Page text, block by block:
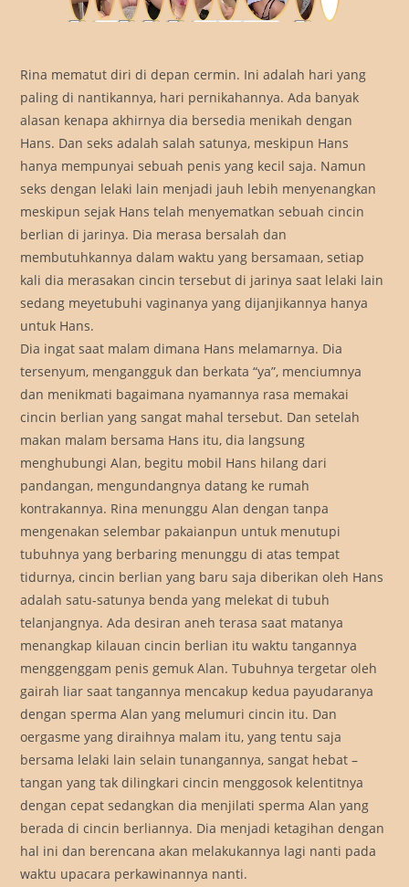
Rina mematut diri di depan cermin. Ini adalah hari yang
paling di nantikannya, hari pernikahannya. Ada banyak
alasan kenapa akhirnya dia bersedia menikah dengan
Hans. Dan seks adalah salah satunya, meskipun Hans
hanya mempunyai sebuah penis yang kecil saja. Namun
seks dengan lelaki lain menjadi jauh lebih menyenangkan
meskipun sejak Hans telah menyematkan sebuah cincin
berlian di jarinya. Dia merasa bersalah dan
membutuhkannya dalam waktu yang bersamaan, setiap
kali dia merasakan cincin tersebut di jarinya saat lelaki lain
sedang meyetubuhi vaginanya yang dijanjikannya hanya
untuk Hans.
Dia ingat saat malam dimana Hans melamarnya. Dia
tersenyum, mengangguk dan berkata “ya”, menciumnya
dan menikmati bagaimana nyamannya rasa memakai
cincin berlian yang sangat mahal tersebut. Dan setelah
makan malam bersama Hans itu, dia langsung
menghubungi Alan, begitu mobil Hans hilang dari
pandangan, mengundangnya datang ke rumah
kontrakannya. Rina menunggu Alan dengan tanpa
mengenakan selembar pakaianpun untuk menutupi
tubuhnya yang berbaring menunggu di atas tempat
tidurnya, cincin berlian yang baru saja diberikan oleh Hans
adalah satu-satunya benda yang melekat di tubuh
telanjangnya. Ada desiran aneh terasa saat matanya
menangkap kilauan cincin berlian itu waktu tangannya
menggenggam penis gemuk Alan. Tubuhnya tergetar oleh
gairah liar saat tangannya mencakup kedua payudaranya
dengan sperma Alan yang melumuri cincin itu. Dan
oergasme yang diraihnya malam itu, yang tentu saja
bersama lelaki lain selain tunangannya, sangat hebat –
tangan yang tak dilingkari cincin menggosok kelentitnya
dengan cepat sedangkan dia menjilati sperma Alan yang
berada di cincin berliannya. Dia menjadi ketagihan dengan
hal ini dan berencana akan melakukannya lagi nanti pada
waktu upacara perkawinannya nanti.